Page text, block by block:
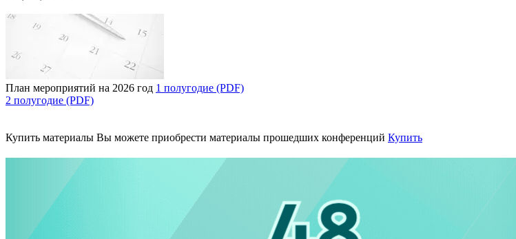
План мероприятий на 2026 год 1 полугодие (PDF)
2 полугодие (PDF)
Купить материалы Вы можете приобрести материалы прошедших конференций Купить